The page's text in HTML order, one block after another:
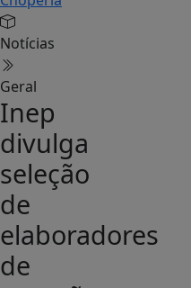
Notícias
Geral
Inep
divulga
seleção
de
elaboradores
de